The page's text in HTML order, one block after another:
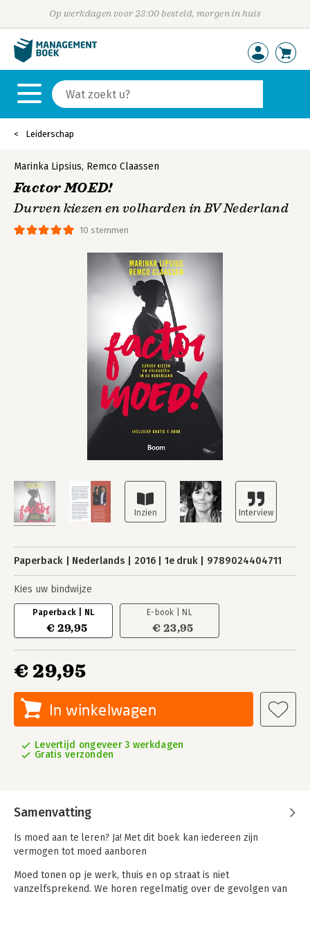
Op werkdagen voor 23:00 besteld, morgen in huis
Leiderschap
10 stemmen
Marinka Lipsius, Remco Claassen
Factor MOED!
Durven kiezen en volharden in BV Nederland
Paperback Nederlands 2016 1e druk 9789024404711
Kies uw bindwijze
Paperback | NL
€ 29,95
E-book | NL
€ 23,95
€ 29,95
In winkelwagen
Levertijd ongeveer 3 werkdagen
Gratis verzonden
Samenvatting
Is moed aan te leren? Ja! Met dit boek kan iedereen zijn
vermogen tot moed aanboren
Moed tonen op je werk, thuis en op straat is niet
vanzelfsprekend. We horen regelmatig over de gevolgen van